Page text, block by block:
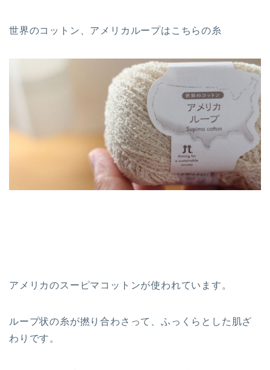
世界のコットン、アメリカループはこちらの糸
アメリカのスーピマコットンが使われています。
ループ状の糸が撚り合わさって、ふっくらとした肌ざ
わりです。